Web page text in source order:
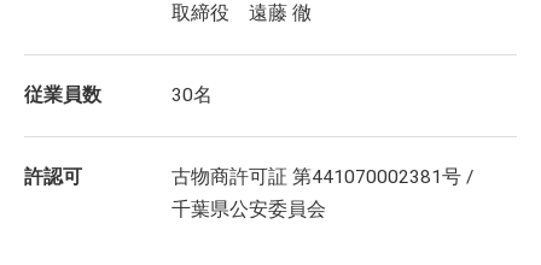
取締役 遠藤 徹
従業員数 30名
許認可
古物商許可証 第441070002381号 /
千葉県公安委員会